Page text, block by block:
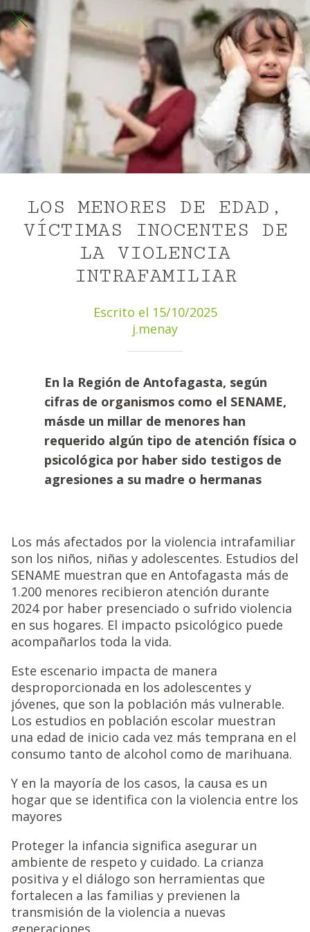
LOS MENORES DE EDAD,
VÍCTIMAS INOCENTES DE
LA VIOLENCIA
INTRAFAMILIAR
Escrito el 15/10/2025
j.menay
En la Región de Antofagasta, según
cifras de organismos como el SENAME,
másde un millar de menores han
requerido algún tipo de atención física o
psicológica por haber sido testigos de
agresiones a su madre o hermanas
Los más afectados por la violencia intrafamiliar
son los niños, niñas y adolescentes. Estudios del
SENAME muestran que en Antofagasta más de
1.200 menores recibieron atención durante
2024 por haber presenciado o sufrido violencia
en sus hogares. El impacto psicológico puede
acompañarlos toda la vida.
Este escenario impacta de manera
desproporcionada en los adolescentes y
jóvenes, que son la población más vulnerable.
Los estudios en población escolar muestran
una edad de inicio cada vez más temprana en el
consumo tanto de alcohol como de marihuana.
Y en la mayoría de los casos, la causa es un
hogar que se identifica con la violencia entre los
mayores
Proteger la infancia significa asegurar un
ambiente de respeto y cuidado. La crianza
positiva y el diálogo son herramientas que
fortalecen a las familias y previenen la
transmisión de la violencia a nuevas
generaciones.